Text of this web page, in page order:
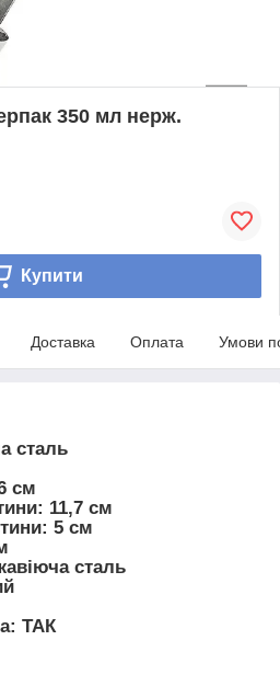
350 мл нерж.
Купити
Доставка Оплата Умови
сталь
см
11,7 см
5 см
сталь
ТАК